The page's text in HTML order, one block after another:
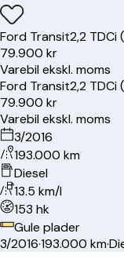
Ford Transit2,2 TDCi
79.900 kr
Varebil ekskl. moms
Ford Transit2,2 TDCi
79.900 kr
Varebil ekskl. moms
3/2016
193.000 km
Diesel
13.5 km/l
153 hk
Gule plader
3/2016·193.000 km·